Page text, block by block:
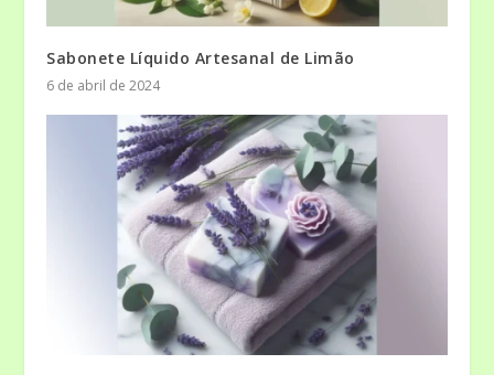
Sabonete Líquido Artesanal de Limão
6 de abril de 2024